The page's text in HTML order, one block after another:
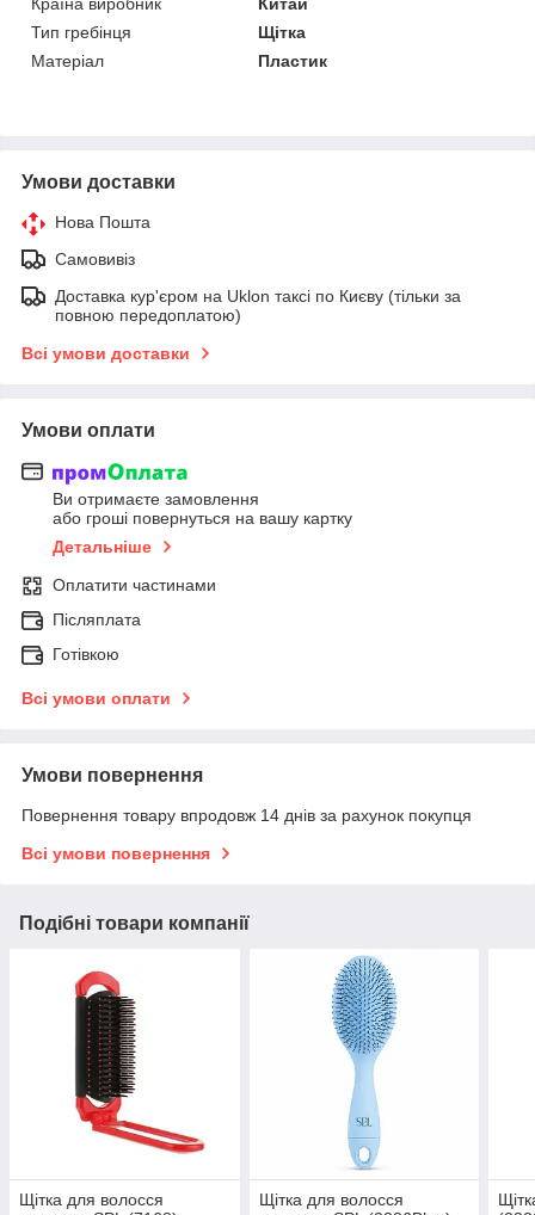
Тип гребінця
Щітка
Матеріал
Пластик
Умови доставки
Нова Пошта
Самовивіз
Доставка кур'єром на Uklon таксі по Києву (тільки за
повною передоплатою)
Всі умови доставки
Умови оплати
Ви отримаєте замовлення
або гроші повернуться на вашу картку
Детальніше
Оплатити частинами
Післяплата
Готівкою
Всі умови оплати
Умови повернення
Повернення товару впродовж 14 днів за рахунок покупця
Всі умови повернення
Подібні товари компанії
Щітка для волосся
Щітка для волосся